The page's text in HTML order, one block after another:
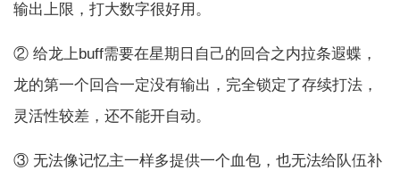
输出上限，打大数字很好用。
② 给龙上buff需要在星期日自己的回合之内拉条遐蝶，
龙的第一个回合一定没有输出，完全锁定了存续打法，
灵活性较差，还不能开自动。
③ 无法像记忆主一样多提供一个血包，也无法给队伍补